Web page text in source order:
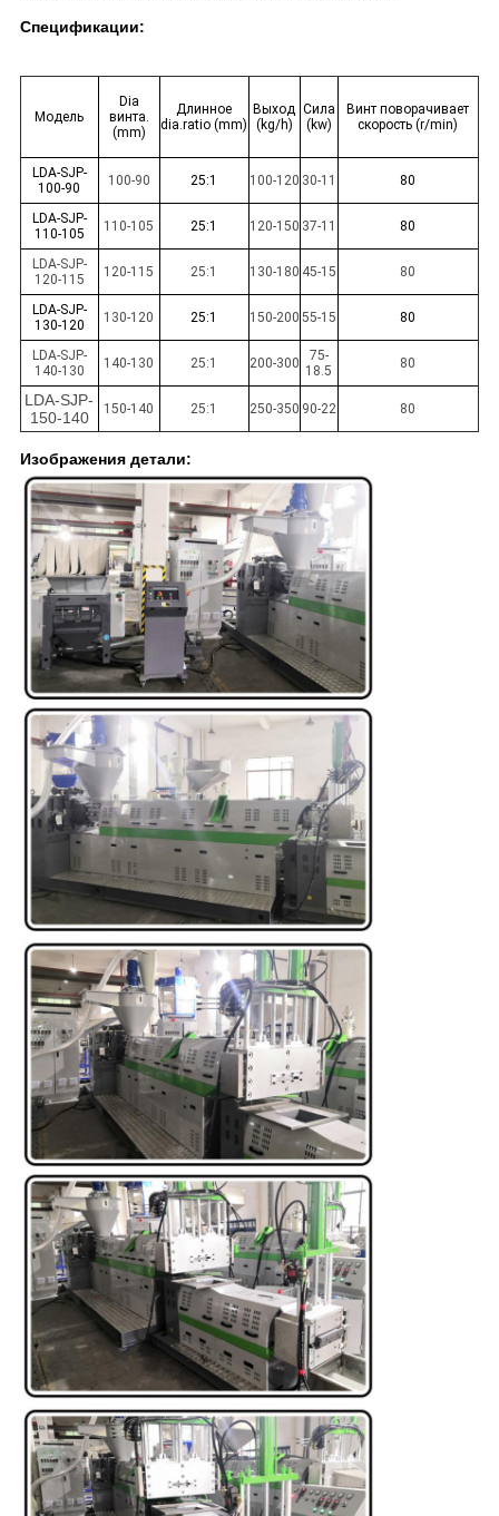
Спецификации:
Модель
Dia
винта.
(mm)
Длинное
dia.ratio (mm)
Выход
(kg/h)
Сила
(kw)
Винт поворачивает
скорость (r/min)
LDA-SJP-
100-90
100-90 25:1 100-120 30-11 80
LDA-SJP-
110-105
110-105 25:1 120-150 37-11 80
LDA-SJP-
120-115
120-115 25:1 130-180 45-15 80
LDA-SJP-
130-120
130-120 25:1 150-200 55-15 80
LDA-SJP-
140-130
140-130 25:1 200-300
75-
18.5
80
LDA-SJP-
150-140
150-140 25:1 250-350 90-22 80
Изображения детали: